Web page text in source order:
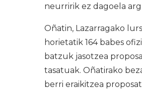
neurririk ez dagoela
Oñatin, Lazarragako
horietatik 164 babes
batzuk jasotzea
tasatuak. Oñatirako
berri eraikitzea